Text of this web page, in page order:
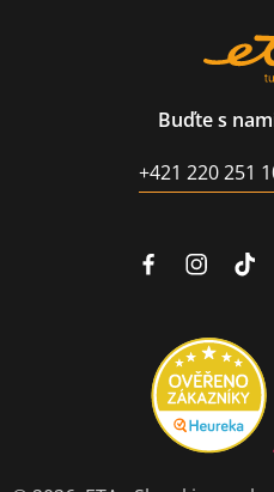
Buďte s
+421 220 251